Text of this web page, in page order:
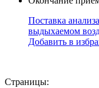
Поставка
выдыхаемом
Добавить в
Страницы: